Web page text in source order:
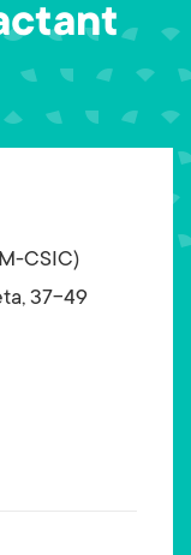
CSIC)
37-49